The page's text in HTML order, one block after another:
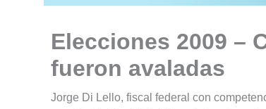
Elecciones 2009 –
fueron avaladas
Jorge Di Lello, fiscal federal con